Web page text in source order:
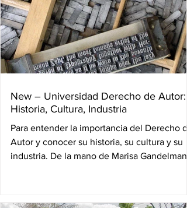
New – Universidad Derecho de Autor:
Historia, Cultura, Industria
Para entender la importancia del Derecho
Autor y conocer su historia, su cultura y su
industria. De la mano de Marisa Gandelman